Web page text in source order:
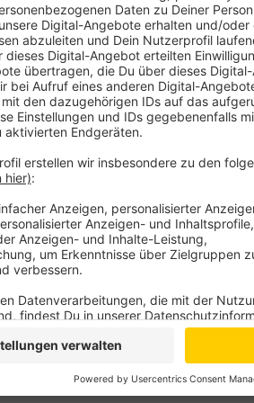
Demnach belasten
Arnheim kommen. Sie sitzen
historische Gebäude mit
Sachschaden.